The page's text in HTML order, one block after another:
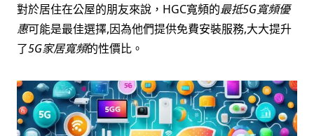
對於居住在公屋的朋友來說，HGC寬頻的最抵5G寬頻優
惠可能是最佳選擇,因為他們提供免費安裝服務,大大提升
了5G家居寬頻的性價比。